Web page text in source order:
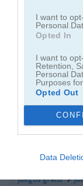
I want to
Personal
Opted In
I want to
Retention,
Personal
Purposes
Opted Out
Data
juegos
juegos
juegos
juegos
juegos gratis